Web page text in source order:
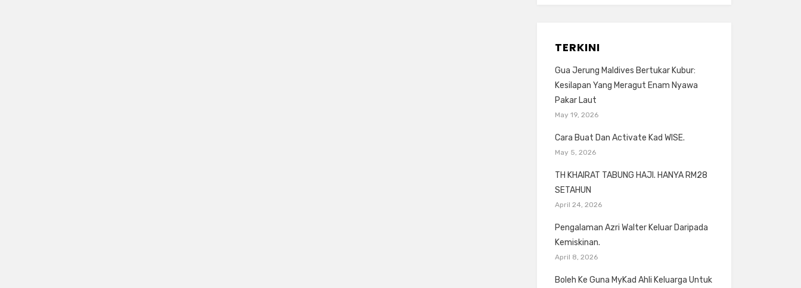
TERKINI
Gua Jerung Maldives Bertukar Kubur:
Kesilapan Yang Meragut Enam Nyawa
Pakar Laut
May 19, 2026
Cara Buat Dan Activate Kad WISE.
May 5, 2026
TH KHAIRAT TABUNG HAJI. HANYA RM28
SETAHUN
April 24, 2026
Pengalaman Azri Walter Keluar Daripada
Kemiskinan.
April 8, 2026
Boleh Ke Guna MyKad Ahli Keluarga Untuk